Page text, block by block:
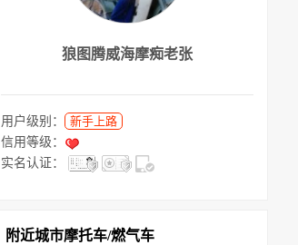
狼图腾威海摩痴老张
用户级别：
新手上路
信用等级：
实名认证：
附近城市摩托车/燃气车